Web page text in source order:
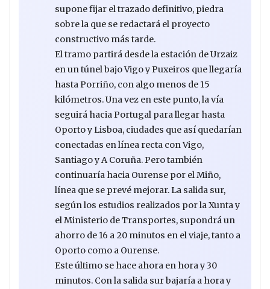
supone fijar el trazado definitivo, piedra
sobre la que se redactará el proyecto
constructivo más tarde.
El tramo partirá desde la estación de Urzaiz
en un túnel bajo Vigo y Puxeiros que llegaría
hasta Porriño, con algo menos de 15
kilómetros. Una vez en este punto, la vía
seguirá hacia Portugal para llegar hasta
Oporto y Lisboa, ciudades que así quedarían
conectadas en línea recta con Vigo,
Santiago y A Coruña. Pero también
continuaría hacia Ourense por el Miño,
línea que se prevé mejorar. La salida sur,
según los estudios realizados por la Xunta y
el Ministerio de Transportes, supondrá un
ahorro de 16 a 20 minutos en el viaje, tanto a
Oporto como a Ourense.
Este último se hace ahora en hora y 30
minutos. Con la salida sur bajaría a hora y